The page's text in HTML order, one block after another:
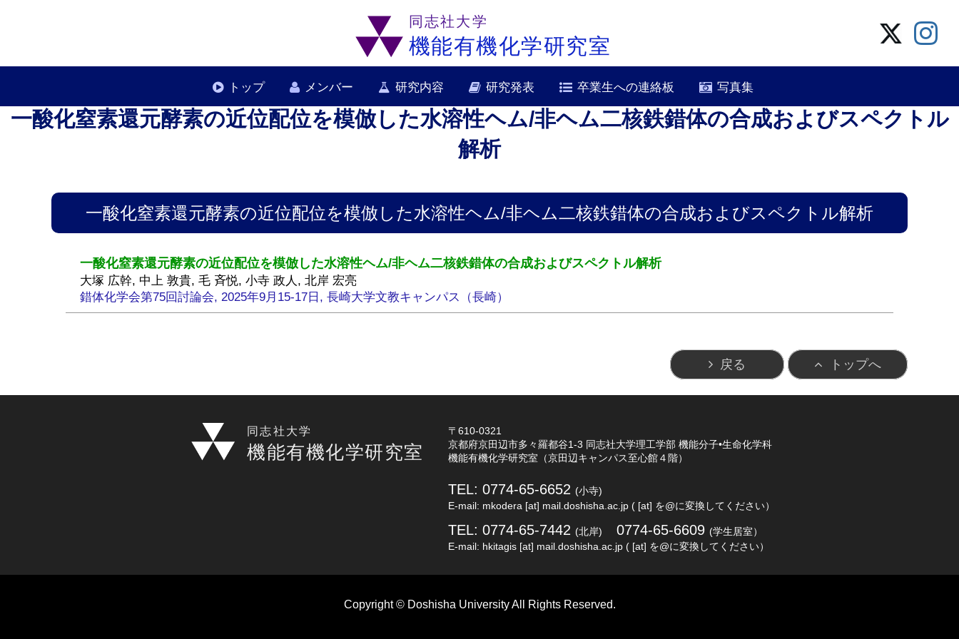
同志社大学
機能有機化学研究室
トップ メンバー 研究内容 研究発表 卒業生への連絡板 写真集
一酸化窒素還元酵素の近位配位を模倣した水溶性ヘム/非ヘム二核鉄錯体の合成およびスペクトル
解析
一酸化窒素還元酵素の近位配位を模倣した水溶性ヘム/非ヘム二核鉄錯体の合成およびスペクトル解析
一酸化窒素還元酵素の近位配位を模倣した水溶性ヘム/非ヘム二核鉄錯体の合成およびスペクトル解析
大塚 広幹, 中上 敦貴, 毛 斉悦, 小寺 政人, 北岸 宏亮
錯体化学会第75回討論会, 2025年9月15-17日, 長崎大学文教キャンパス（長崎）
戻る トップへ
同志社大学
機能有機化学研究室
〒610-0321
京都府京田辺市多々羅都谷1-3 同志社大学理工学部 機能分子•生命化学科
機能有機化学研究室（京田辺キャンパス至心館４階）
TEL: 0774-65-6652 (小寺)
E-mail: mkodera [at] mail.doshisha.ac.jp ( [at] を@に変換してください）
TEL: 0774-65-7442 (北岸) 0774-65-6609 (学生居室）
E-mail: hkitagis [at] mail.doshisha.ac.jp ( [at] を@に変換してください）
Copyright © Doshisha University All Rights Reserved.